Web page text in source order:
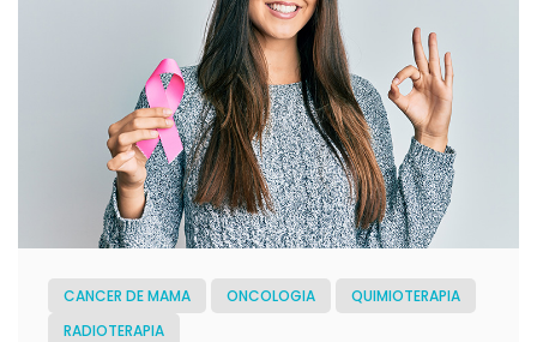
CANCER DE MAMA ONCOLOGIA
QUIMIOTERAPIA
RADIOTERAPIA